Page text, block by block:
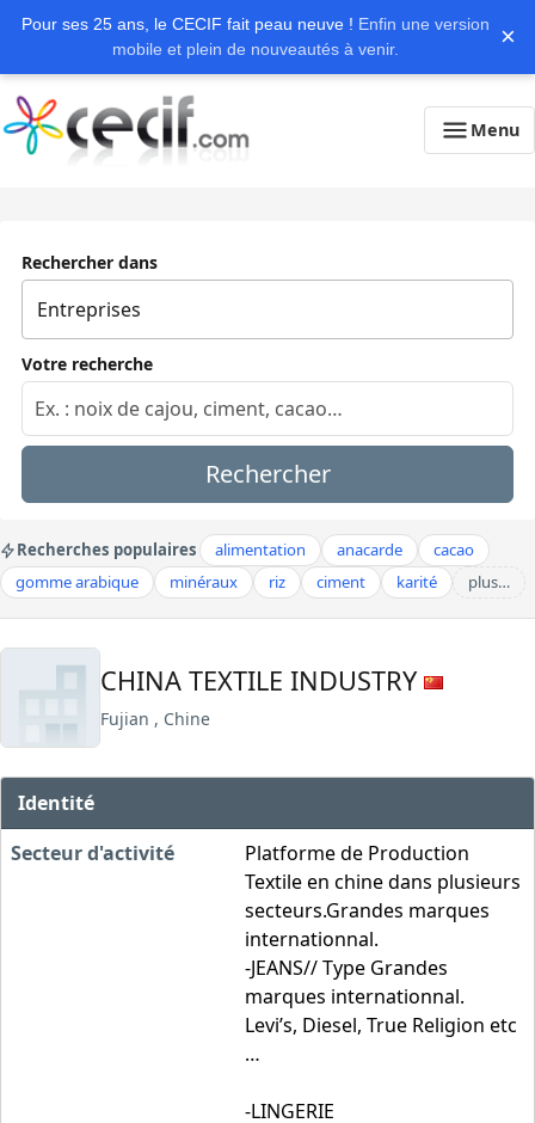
Pour ses 25 ans, le CECIF fait peau neuve ! Enfin une version
mobile et plein de nouveautés à venir.
×
Menu
Rechercher dans
Votre recherche
Rechercher
Recherches populaires alimentation anacarde
cacao
gomme arabique
minéraux riz ciment karité plus…
CHINA TEXTILE INDUSTRY
Fujian , Chine
Identité
Secteur d'activité
Platforme de Production
Textile en chine dans plusieurs
secteurs.Grandes marques
internationnal.
-JEANS// Type Grandes
marques internationnal.
Levi’s, Diesel, True Religion etc
…
-LINGERIE